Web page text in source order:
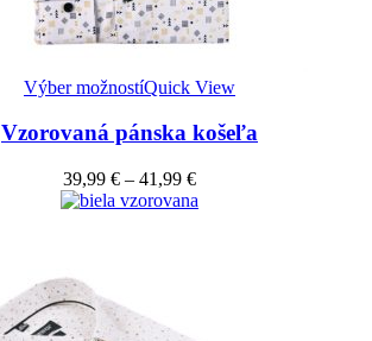
Výber možnostíQuick View
Vzorovaná pánska košeľa
39,99 € – 41,99 €